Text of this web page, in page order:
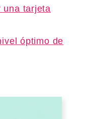
una tarjeta
óptimo de